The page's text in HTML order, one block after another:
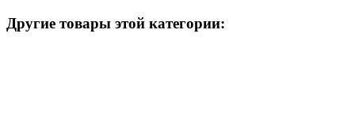
Другие товары этой категории: